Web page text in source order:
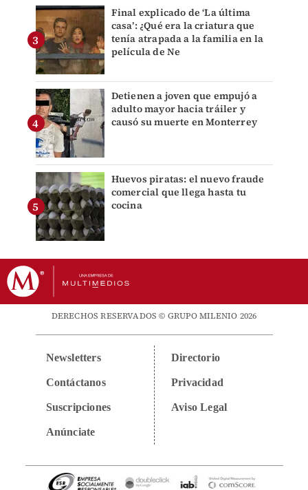
Final explicado de ‘La última
casa’: ¿Qué era la criatura que
tenía atrapada a la familia en la
película de Ne
Detienen a joven que empujó a
adulto mayor hacia tráiler y
causó su muerte en Monterrey
Huevos piratas: el nuevo fraude
comercial que llega hasta tu
cocina
DERECHOS RESERVADOS © GRUPO MILENIO 2026
Newsletters
Contáctanos
Suscripciones
Anúnciate
Directorio
Privacidad
Aviso Legal